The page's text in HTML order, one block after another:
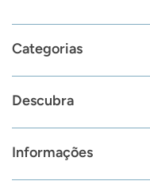
Categorias
Descubra
Informações